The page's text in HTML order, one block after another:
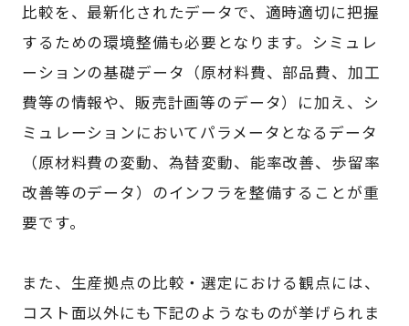
比較を、最新化されたデータで、適時適切に把握
するための環境整備も必要となります。シミュレ
ーションの基礎データ（原材料費、部品費、加工
費等の情報や、販売計画等のデータ）に加え、シ
ミュレーションにおいてパラメータとなるデータ
（原材料費の変動、為替変動、能率改善、歩留率
改善等のデータ）のインフラを整備することが重
要です。
また、生産拠点の比較・選定における観点には、
コスト面以外にも下記のようなものが挙げられま